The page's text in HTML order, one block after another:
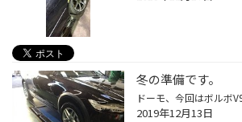
冬の準備です。
2019年12月13日